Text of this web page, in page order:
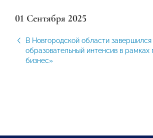
01 Сентября 2025
В Новгородской области завершился
образовательный интенсив в
бизнес»